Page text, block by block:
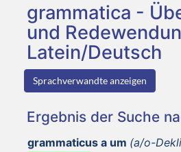
grammatica -
und
Latein/Deutsch
Sprachverwandte anzeigen
Ergebnis der Suche
grammaticus a um (a/o-